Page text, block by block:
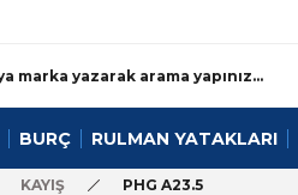
BURÇ RULMAN YATAKLARI
KAYIŞ PHG A23.5